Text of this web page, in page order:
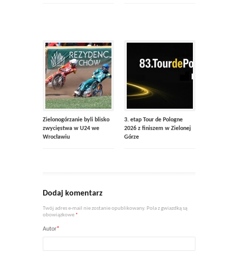
Zielonogórzanie byli blisko
zwycięstwa w U24 we
Wrocławiu
3. etap Tour de Pologne
2026 z finiszem w Zielonej
Górze
Dodaj komentarz
Twój adres e-mail nie zostanie opublikowany. Pola z gwiazdką są
obowiązkowe *
Autor*